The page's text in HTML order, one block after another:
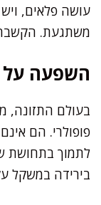
עושה פלאים,
משתגעת.
השפעה על
בעולם התזונה,
פופולרי. הם
לתמוך בתחושת
בירידה במשקל